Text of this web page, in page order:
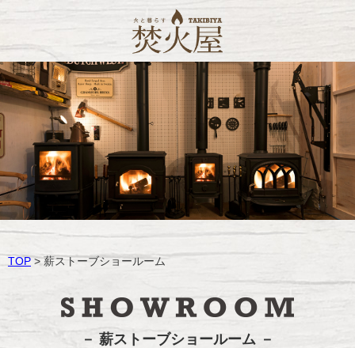
TOP> 薪ストーブショールーム
－ 薪ストーブショールーム －